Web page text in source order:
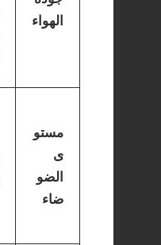
الهواء
مستو
ى
الضو
ضاء